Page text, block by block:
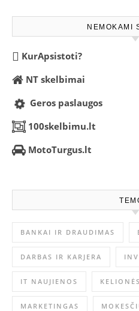
NEMOKAMI
KurApsistoti?
NT skelbimai
Geros paslaugos
100skelbimu.lt
MotoTurgus.lt
BANKAI IR DRAUDIMAS
DARBAS IR KARJERA
IT NAUJIENOS KELIONĖS
MARKETINGAS